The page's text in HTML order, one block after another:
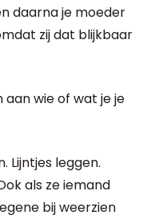
daarna je moeder
zij dat blijkbaar
aan wie of wat je je
Lijntjes leggen.
als ze iemand
bij weerzien